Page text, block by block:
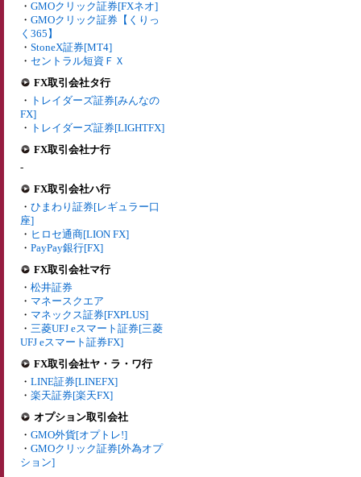
・ GMOクリック証券[FXネオ]
・ GMOクリック証券【くりっ
く365】
・ StoneX証券[MT4]
・ セントラル短資ＦＸ
FX取引会社タ行
・ トレイダーズ証券[みんなの
FX]
・ トレイダーズ証券[LIGHTFX]
FX取引会社ナ行
-
FX取引会社ハ行
・ ひまわり証券[レギュラー口
座]
・ ヒロセ通商[LION FX]
・ PayPay銀行[FX]
FX取引会社マ行
・ 松井証券
・ マネースクエア
・ マネックス証券[FXPLUS]
・ 三菱UFJ eスマート証券[三菱
UFJ eスマート証券FX]
FX取引会社ヤ・ラ・ワ行
・ LINE証券[LINEFX]
・ 楽天証券[楽天FX]
オプション取引会社
・ GMO外貨[オプトレ!]
・ GMOクリック証券[外為オプ
ション]